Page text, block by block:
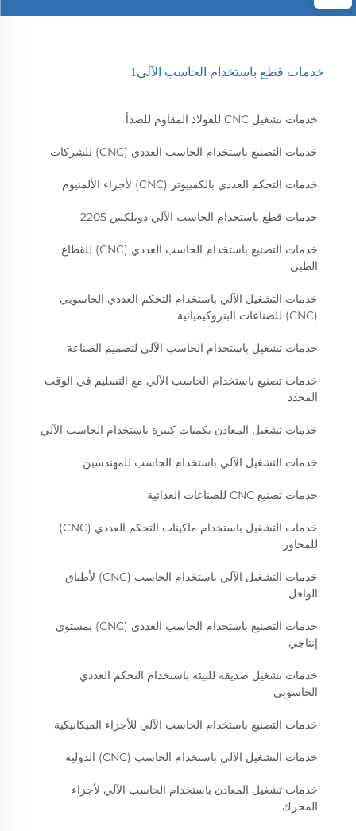
خدمات قطع باستخدام الحاسب الآلي1
خدمات تشغيل CNC للفولاذ المقاوم للصدأ
خدمات التصنيع باستخدام الحاسب العددي (CNC) للشركات
خدمات التحكم العددي بالكمبيوتر (CNC) لأجزاء الألمنيوم
خدمات قطع باستخدام الحاسب الآلي دوبلكس 2205
خدمات التصنيع باستخدام الحاسب العددي (CNC) للقطاع
الطبي
خدمات التشغيل الآلي باستخدام التحكم العددي الحاسوبي
(CNC) للصناعات البتروكيميائية
خدمات تشغيل باستخدام الحاسب الآلي لتصميم الصناعة
خدمات تصنيع باستخدام الحاسب الآلي مع التسليم في الوقت
المحدد
خدمات تشغيل المعادن بكميات كبيرة باستخدام الحاسب الآلي
خدمات التشغيل الآلي باستخدام الحاسب للمهندسين
خدمات تصنيع CNC للصناعات الغذائية
خدمات التشغيل باستخدام ماكينات التحكم العددي (CNC)
للمحاور
خدمات التشغيل الآلي باستخدام الحاسب (CNC) لأطباق
الوافل
خدمات التصنيع باستخدام الحاسب العددي (CNC) بمستوى
إنتاجي
خدمات تشغيل صديقة للبيئة باستخدام التحكم العددي
الحاسوبي
خدمات التصنيع باستخدام الحاسب الآلي للأجزاء الميكانيكية
خدمات التشغيل الآلي باستخدام الحاسب (CNC) الدولية
خدمات تشغيل المعادن باستخدام الحاسب الآلي لأجزاء
المحرك